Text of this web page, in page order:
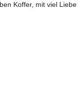
Koffer, mit viel Liebe